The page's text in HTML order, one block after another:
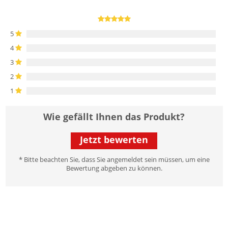
5
4
3
2
1
Wie gefällt Ihnen das Produkt?
Jetzt bewerten
* Bitte beachten Sie, dass Sie angemeldet sein müssen, um eine
Bewertung abgeben zu können.